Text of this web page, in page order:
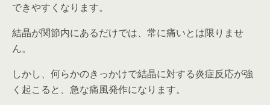
できやすくなります。
結晶が関節内にあるだけでは、常に痛いとは限りませ
ん。
しかし、何らかのきっかけで結晶に対する炎症反応が強
く起こると、急な痛風発作になります。